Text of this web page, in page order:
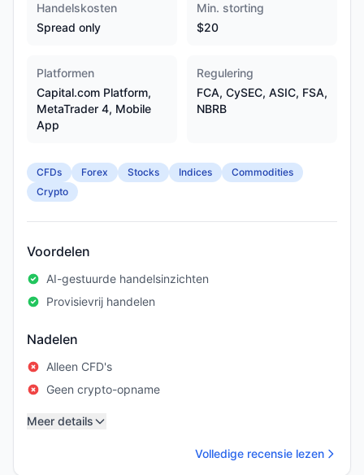
Handelskosten
Spread only
Min. storting
$20
Platformen
Capital.com Platform,
MetaTrader 4, Mobile
App
Regulering
FCA, CySEC, ASIC, FSA,
NBRB
CFDs Forex Stocks Indices
Commodities
Crypto
Voordelen
AI-gestuurde handelsinzichten
Provisievrij handelen
Nadelen
Alleen CFD's
Geen crypto-opname
Meer details
Volledige recensie lezen